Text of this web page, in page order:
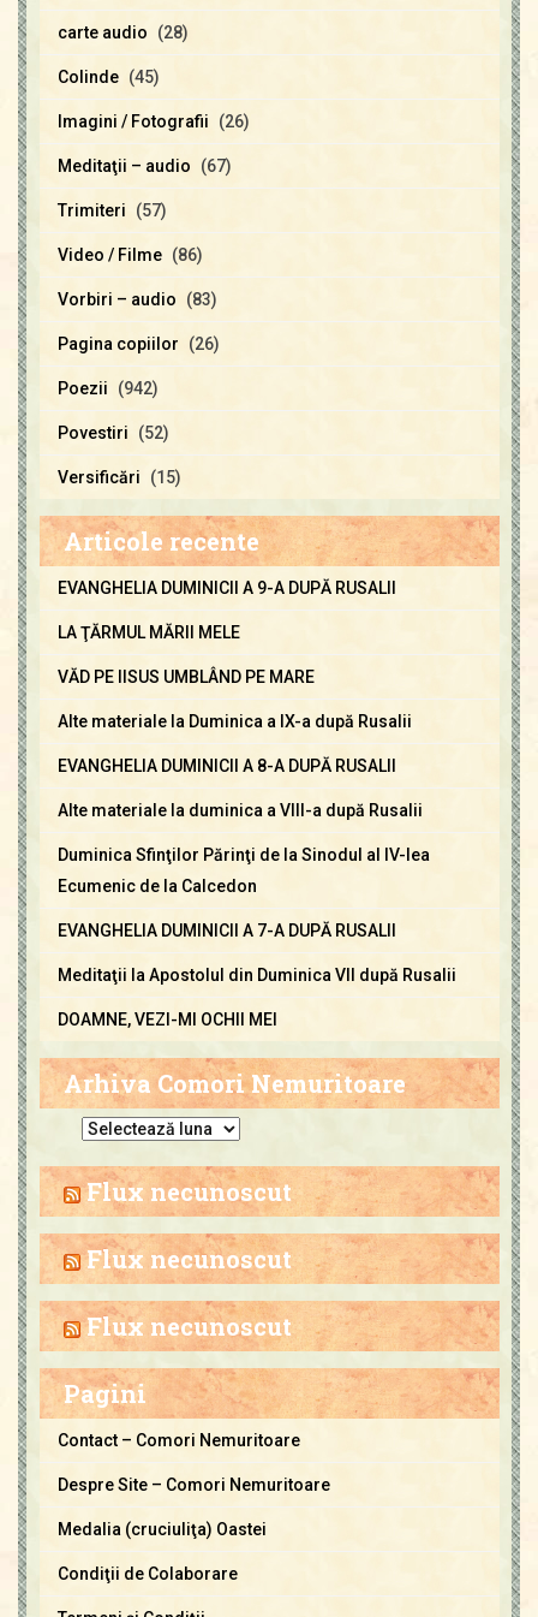
carte audio (28)
Colinde (45)
Imagini / Fotografii (26)
Meditaţii – audio (67)
Trimiteri (57)
Video / Filme (86)
Vorbiri – audio (83)
Pagina copiilor (26)
Poezii (942)
Povestiri (52)
Versificări (15)
Articole recente
EVANGHELIA DUMINICII A 9-A DUPĂ RUSALII
LA ŢĂRMUL MĂRII MELE
VĂD PE IISUS UMBLÂND PE MARE
Alte materiale la Duminica a IX-a după Rusalii
EVANGHELIA DUMINICII A 8-A DUPĂ RUSALII
Alte materiale la duminica a VIII-a după Rusalii
Duminica Sfinţilor Părinţi de la Sinodul al IV-lea
Ecumenic de la Calcedon
EVANGHELIA DUMINICII A 7-A DUPĂ RUSALII
Meditaţii la Apostolul din Duminica VII după Rusalii
DOAMNE, VEZI-MI OCHII MEI
Arhiva Comori Nemuritoare
h
i
a
C
o
m
i
u
Flux necunoscut
Flux necunoscut
Flux necunoscut
Pagini
Contact – Comori Nemuritoare
Despre Site – Comori Nemuritoare
Medalia (cruciuliţa) Oastei
Condiţii de Colaborare